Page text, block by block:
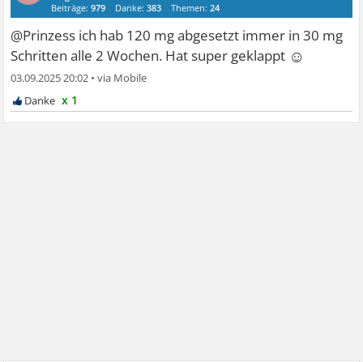
Beiträge:979 Danke:383 Themen:24
@Prinzess ich hab 120 mg abgesetzt immer in 30 mg
Schritten alle 2 Wochen. Hat super geklappt ☺
03.09.2025 20:02 •
x 1